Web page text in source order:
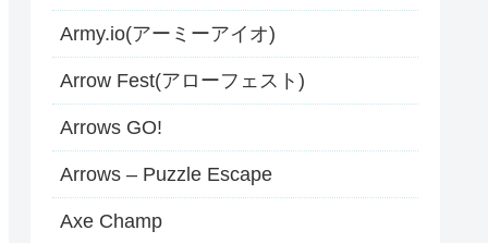
Army.io(アーミーアイオ)
Arrow Fest(アローフェスト)
Arrows GO!
Arrows – Puzzle Escape
Axe Champ